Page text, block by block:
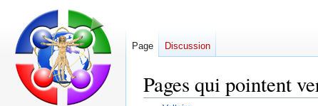
Pages qui pointent
Page Discussion